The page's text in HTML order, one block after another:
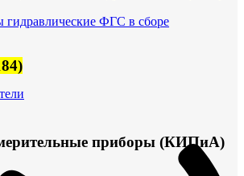
гидравлические ФГС в сборе
приборы (КИПиА)